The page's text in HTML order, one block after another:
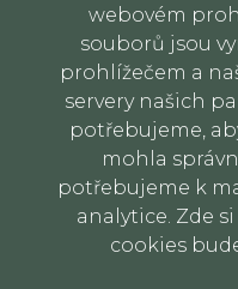
webovém
souborů jsou
prohlížečem a
servery našich
potřebujeme,
mohla
potřebujeme k
analytice. Zde
cookies